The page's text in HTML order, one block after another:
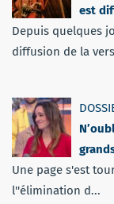
est
Depuis quelques
diffusion de la
Une page s'est
l''élimination d...